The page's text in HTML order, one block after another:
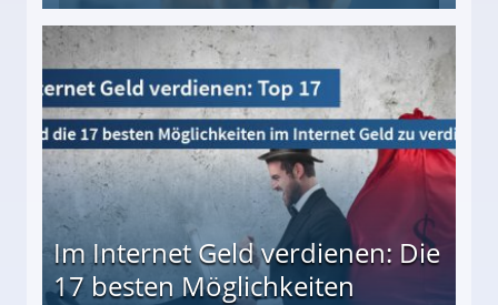
besten Möglichkeiten
Im Internet Geld verdienen: Die
17 besten Möglichkeiten